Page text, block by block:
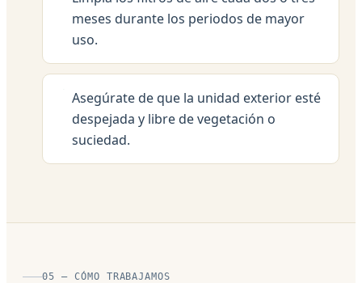
meses durante los periodos de mayor
uso.
Asegúrate de que la unidad exterior esté
despejada y libre de vegetación o
suciedad.
05 — CÓMO TRABAJAMOS